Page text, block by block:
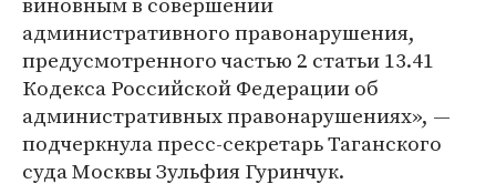
административного правонарушения,
предусмотренного частью 2 статьи 13.41
Кодекса Российской Федерации об
административных правонарушениях», —
подчеркнула пресс-секретарь Таганского
суда Москвы Зульфия Гуринчук.